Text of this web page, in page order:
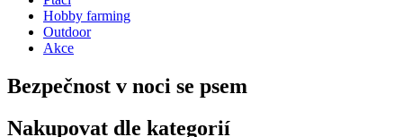
Hobby farming
Outdoor
Akce
Bezpečnost v noci se psem
Nakupovat dle kategorií